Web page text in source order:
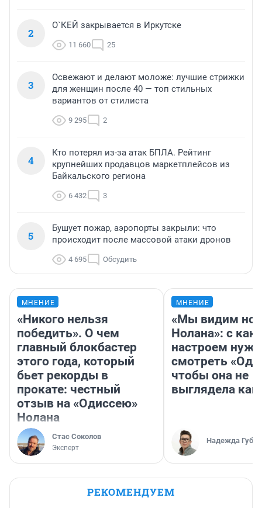
2
О`КЕЙ закрывается в Иркутске
11 660 25
3
Освежают и делают моложе: лучшие стрижки
для женщин после 40 — топ стильных
вариантов от стилиста
9 295 2
4
Кто потерял из-за атак БПЛА. Рейтинг
крупнейших продавцов маркетплейсов из
Байкальского региона
6 432 3
5
Бушует пожар, аэропорты закрыли: что
происходит после массовой атаки дронов
4 695 Обсудить
МНЕНИЕ
«Никого нельзя
победить». О чем
главный блокбастер
этого года, который
бьет рекорды в
прокате: честный
отзыв на «Одиссею»
Нолана
Стас Соколов
Эксперт
МНЕНИЕ
«Мы видим
Нолана»: с
настроем
смотреть
чтобы она не
выглядела как
Надежда
РЕКОМЕНДУЕМ